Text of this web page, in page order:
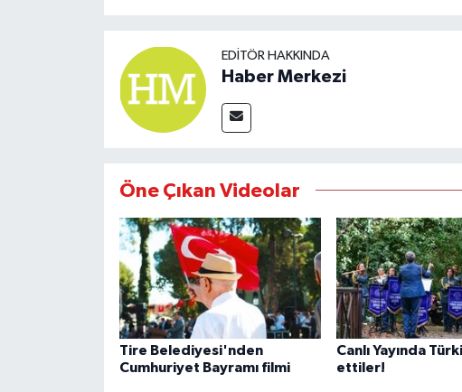
EDITÖR HAKKINDA
Haber Merkezi
Öne Çıkan Videolar
Tire Belediyesi'nden
Cumhuriyet Bayramı filmi
Canlı Yayında
ettiler!